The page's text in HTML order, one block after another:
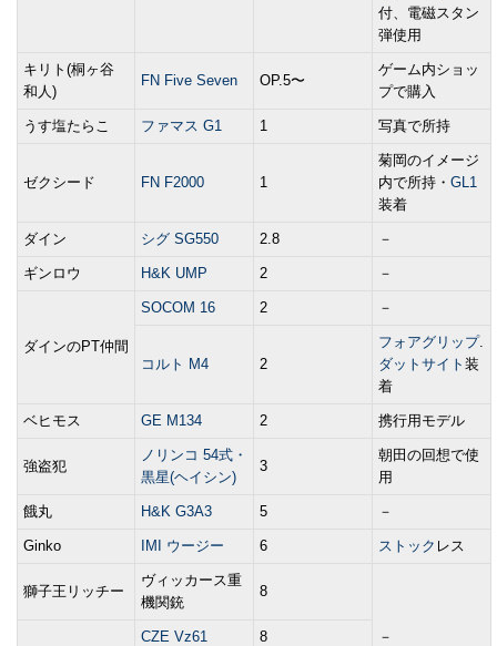
付、電磁スタン
弾使用
キリト(桐ヶ谷
和人)
FN Five Seven OP.5〜
ゲーム内ショッ
プで購入
うす塩たらこ ファマス G1 1 写真で所持
ゼクシード FN F2000 1
菊岡のイメージ
内で所持・ GL1
装着
ダイン シグ SG550 2.8 －
ギンロウ H&K UMP 2 －
ダインのPT仲間
SOCOM 16 2 －
コルト M4 2
フォアグリップ.
ダットサイト 装
着
ベヒモス GE M134 2 携行用モデル
強盗犯
ノリンコ 54式・
黒星(ヘイシン)
3
朝田の回想で使
用
餓丸 H&K G3A3 5 －
Ginko IMI ウージー 6 ストック レス
獅子王リッチー
ヴィッカース重
機関銃
8
－
CZE Vz61 8